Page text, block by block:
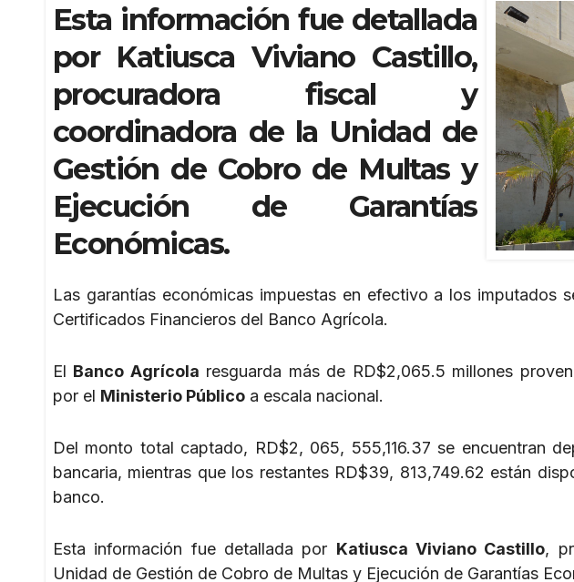
Esta información fue detallada
por Katiusca Viviano Castillo,
procuradora fiscal y
coordinadora de la Unidad de
Gestión de Cobro de Multas y
Ejecución de Garantías
Económicas.
Las garantías económicas impuestas en efectivo a los imputados
Certificados Financieros del Banco Agrícola.
El Banco Agrícola resguarda más de RD$2,065.5 millones
por el Ministerio Público a escala nacional.
Del monto total captado, RD$2, 065, 555,116.37 se encuentran
bancaria, mientras que los restantes RD$39, 813,749.62 están
banco.
Esta información fue detallada por Katiusca Viviano Castillo,
Unidad de Gestión de Cobro de Multas y Ejecución de Garantías